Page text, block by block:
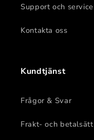
Support och service
Kontakta oss
Kundtjänst
Frågor & Svar
Frakt- och betalsätt